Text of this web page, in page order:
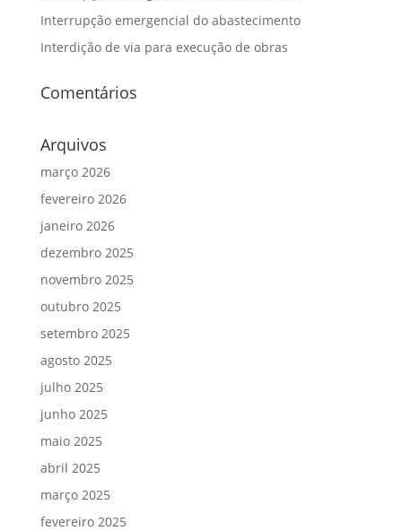
Interrupção emergencial do abastecimento
Interdição de via para execução de obras
Comentários
Arquivos
março 2026
fevereiro 2026
janeiro 2026
dezembro 2025
novembro 2025
outubro 2025
setembro 2025
agosto 2025
julho 2025
junho 2025
maio 2025
abril 2025
março 2025
fevereiro 2025